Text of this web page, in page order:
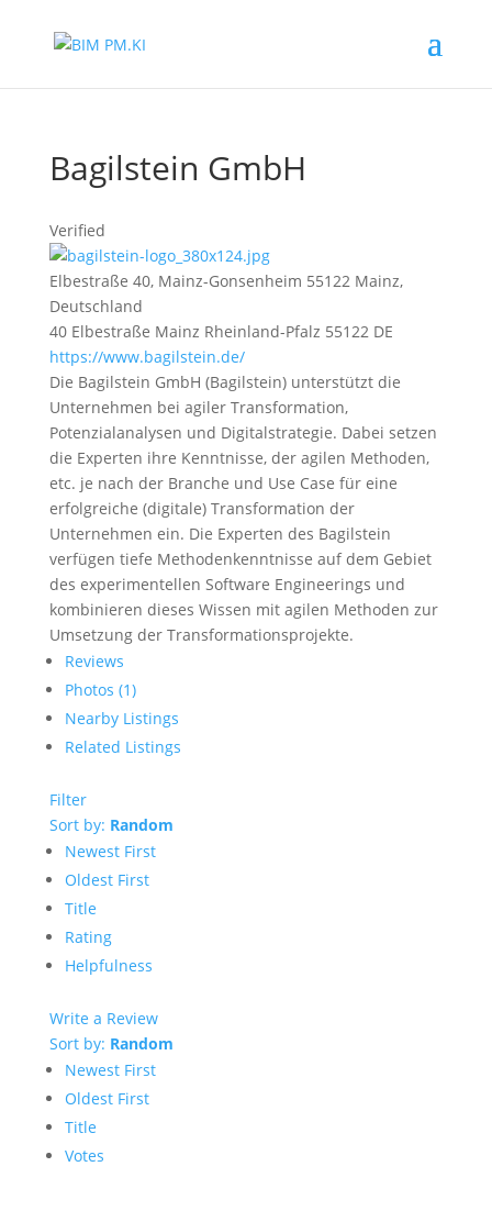
Bagilstein GmbH
Verified
Elbestraße 40, Mainz-Gonsenheim 55122 Mainz,
Deutschland
40 Elbestraße Mainz Rheinland-Pfalz 55122 DE
https://www.bagilstein.de/
Die Bagilstein GmbH (Bagilstein) unterstützt die
Unternehmen bei agiler Transformation,
Potenzialanalysen und Digitalstrategie. Dabei setzen
die Experten ihre Kenntnisse, der agilen Methoden,
etc. je nach der Branche und Use Case für eine
erfolgreiche (digitale) Transformation der
Unternehmen ein. Die Experten des Bagilstein
verfügen tiefe Methodenkenntnisse auf dem Gebiet
des experimentellen Software Engineerings und
kombinieren dieses Wissen mit agilen Methoden zur
Umsetzung der Transformationsprojekte.
Reviews
Photos (1)
Nearby Listings
Related Listings
Filter
Sort by: Random
Newest First
Oldest First
Title
Rating
Helpfulness
Write a Review
Sort by: Random
Newest First
Oldest First
Title
Votes